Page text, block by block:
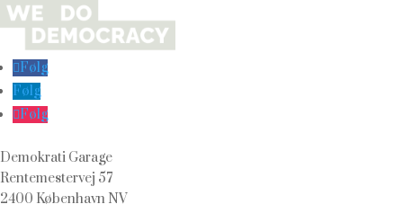
Følg
Følg
Følg
Demokrati Garage
Rentemestervej 57
2400 København NV